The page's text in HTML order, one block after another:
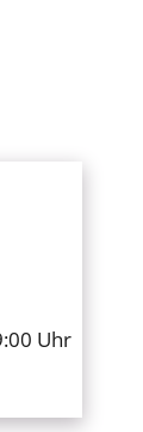
Uhr